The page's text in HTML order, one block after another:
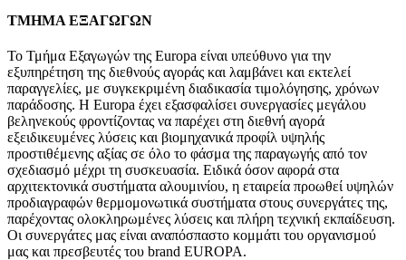
ΤΜΗΜΑ ΕΞΑΓΩΓΩΝ
Το Τμήμα Εξαγωγών της Europa είναι υπεύθυνο για την
εξυπηρέτηση της διεθνούς αγοράς και λαμβάνει και εκτελεί
παραγγελίες, με συγκεκριμένη διαδικασία τιμολόγησης, χρόνων
παράδοσης. Η Europa έχει εξασφαλίσει συνεργασίες μεγάλου
βεληνεκούς φροντίζοντας να παρέχει στη διεθνή αγορά
εξειδικευμένες λύσεις και βιομηχανικά προφίλ υψηλής
προστιθέμενης αξίας σε όλο το φάσμα της παραγωγής από τον
σχεδιασμό μέχρι τη συσκευασία. Ειδικά όσον αφορά στα
αρχιτεκτονικά συστήματα αλουμινίου, η εταιρεία προωθεί υψηλών
προδιαγραφών θερμομονωτικά συστήματα στους συνεργάτες της,
παρέχοντας ολοκληρωμένες λύσεις και πλήρη τεχνική εκπαίδευση.
Οι συνεργάτες μας είναι αναπόσπαστο κομμάτι του οργανισμού
μας και πρεσβευτές του brand EUROPA.